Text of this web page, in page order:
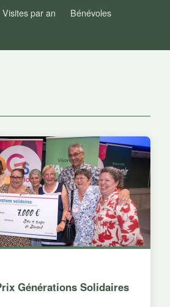
Visites par an Bénévoles
Générations Solidaires